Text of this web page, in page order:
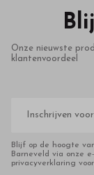
Onze nieuwste
klantenvoordeel
mailadres
Blijf op de hoogte
Barneveld via onze
privacyverklaring